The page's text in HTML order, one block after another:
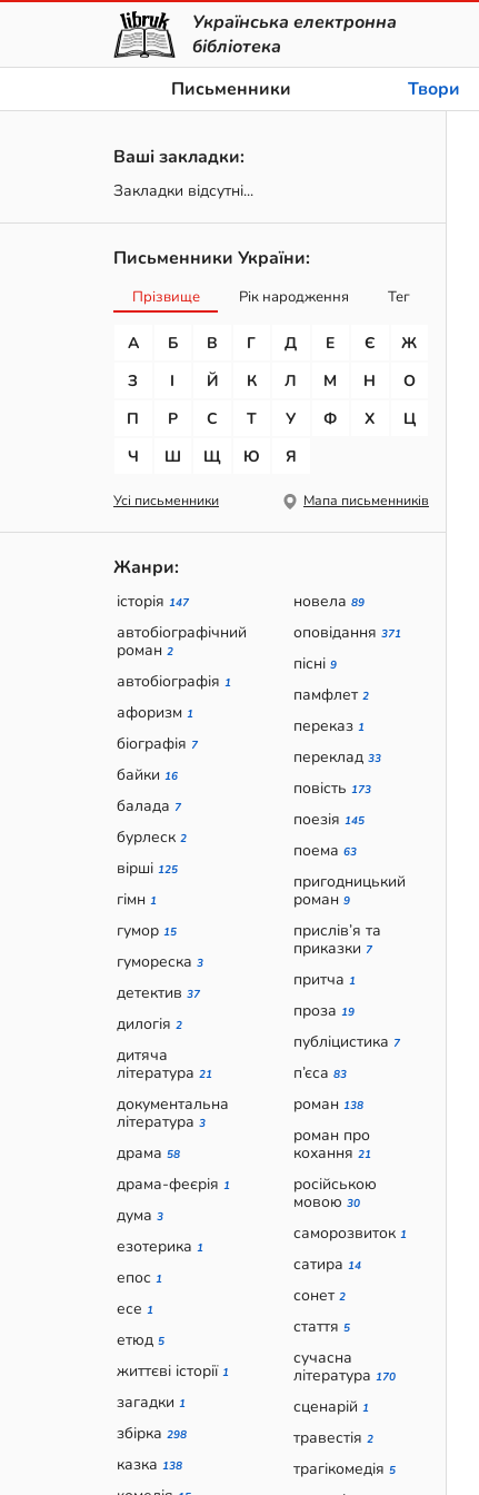
Українська електронна
бібліотека
Письменники Твори
Ваші закладки:
Закладки відсутні...
Письменники України:
Прізвище Рік народження Тег
А Б В Г Д Е Є
Ж
З
І Й К Л М Н
О
П
Р С Т У Ф Х
Ц
Ч
Ш Щ Ю Я
Усі письменники Мапа письменників
Жанри:
історія 147
автобіографічний
роман 2
автобіографія 1
афоризм 1
біографія 7
байки 16
балада 7
бурлеск 2
вірші 125
гімн 1
гумор 15
гумореска 3
детектив 37
дилогія 2
дитяча
література 21
документальна
література 3
драма 58
драма-феєрія 1
дума 3
езотерика 1
епос 1
есе 1
етюд 5
життєві історії 1
загадки 1
збірка 298
казка 138
новела 89
оповідання 371
пісні 9
памфлет 2
переказ 1
переклад 33
повість 173
поезія 145
поема 63
пригодницький
роман 9
прислів’я та
приказки 7
притча 1
проза 19
публіцистика 7
п’єса 83
роман 138
роман про
кохання 21
російською
мовою 30
саморозвиток 1
сатира 14
сонет 2
стаття 5
сучасна
література 170
сценарій 1
травестія 2
трагікомедія 5